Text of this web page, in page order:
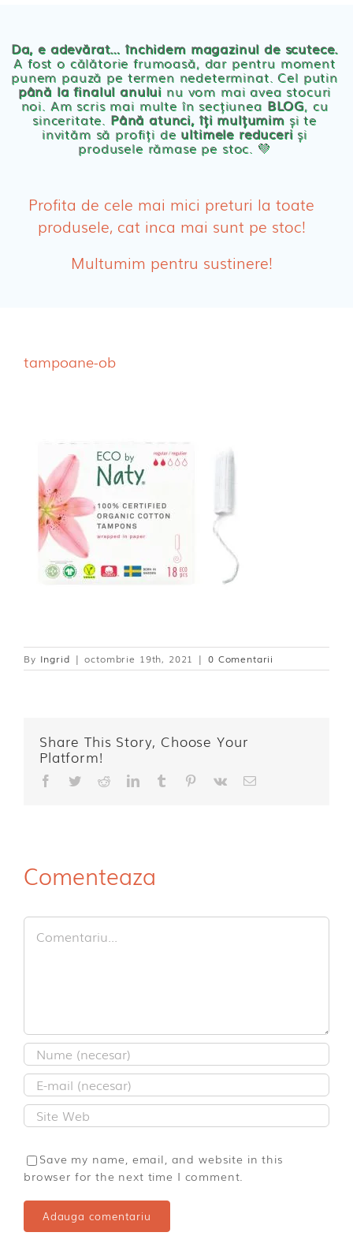
Servetele umede ecologice
Cosmetice BEBE
Olita Bio Naty
PRODUSE FEMEI
Absorbante Post-Natale
Absorbante Incontinenta Urinara
Dischete alaptare
Da, e adevărat… închidem magazinul de scutece.
A fost o călătorie frumoasă, dar pentru moment
punem pauză pe termen nedeterminat. Cel putin
până la finalul anului nu vom mai avea stocuri
noi. Am scris mai multe în secțiunea BLOG, cu
sinceritate. Până atunci, îți mulțumimși te
invităm să profiți de ultimele reduceriși
produsele rămase pe stoc. 💛
Profita de cele mai mici preturi la toate
produsele, cat inca mai sunt pe stoc!
Multumim pentru sustinere!
tampoane-ob
By Ingrid | octombrie 19th, 2021 | 0 Comentarii
Share This Story, Choose Your
Platform!
Facebook
TwitterRedditLinkedIn
TumblrPinterest
Vk
E-
Comenteaza
Comment
Save my name, email, and website in this
browser for the next time I comment.